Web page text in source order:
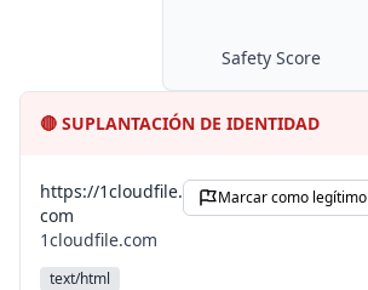
Safety Score
🔴 SUPLANTACIÓN DE IDENTIDAD
https://1cloudfile.
com
1cloudfile.com
text/html
Marcar como legítimo